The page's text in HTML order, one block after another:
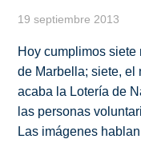
19 septiembre 2013
Hoy cumplimos
de Marbella; siete, el
acaba la Lotería de
las personas
Las imágenes